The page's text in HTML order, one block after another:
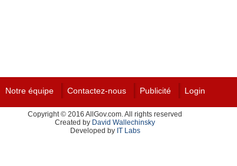
Notre équipe Contactez-nous Publicité Login
Copyright © 2016 AllGov.com. All rights reserved
Created by David Wallechinsky
Developed by IT Labs